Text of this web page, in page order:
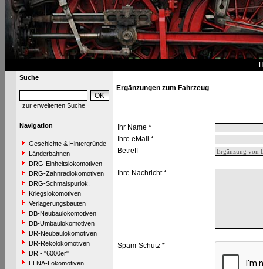
Suche
zur erweiterten Suche
Navigation
Geschichte & Hintergründe
Länderbahnen
DRG-Einheitslokomotiven
DRG-Zahnradlokomotiven
DRG-Schmalspurlok.
Kriegslokomotiven
Verlagerungsbauten
DB-Neubaulokomotiven
DB-Umbaulokomotiven
DR-Neubaulokomotiven
DR-Rekolokomotiven
DR - "6000er"
ELNA-Lokomotiven
Ergänzungen zum Fahrzeug
Ihr Name *
Ihre eMail *
Betreff
Ihre Nachricht *
Spam-Schutz *